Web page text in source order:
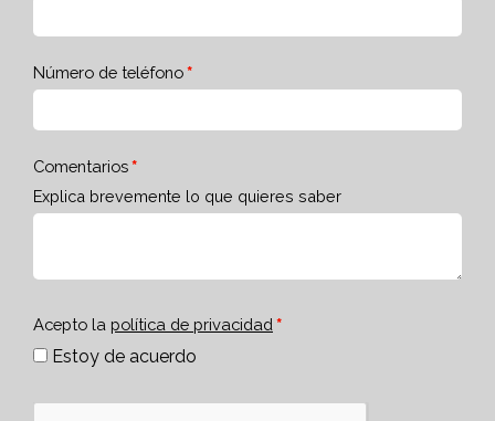
Número de teléfono
Comentarios
Explica brevemente lo que quieres saber
Acepto la política de privacidad
Estoy de acuerdo